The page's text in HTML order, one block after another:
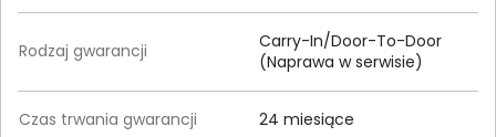
Rodzaj gwarancji
Carry-In/Door-To-Door
(Naprawa w serwisie)
Czas trwania gwarancji 24 miesiące